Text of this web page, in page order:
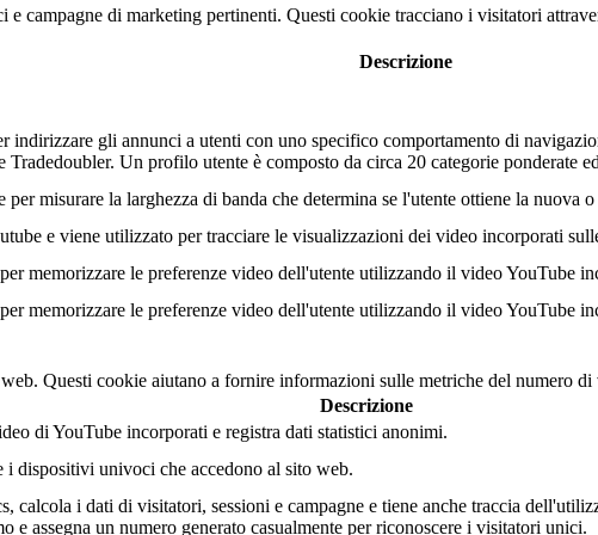
campagne di marketing pertinenti. Questi cookie tracciano i visitatori
Descrizione
indirizzare gli annunci a utenti con uno specifico comportamento di
Un profilo utente è composto da circa 20 categorie ponderate
misurare la larghezza di banda che determina se l'utente ottiene la nuova
e viene utilizzato per tracciare le visualizzazioni dei video incorporati
memorizzare le preferenze video dell'utente utilizzando il video YouTube
memorizzare le preferenze video dell'utente utilizzando il video YouTube
Questi cookie aiutano a fornire informazioni sulle metriche del numero
Descrizione
di YouTube incorporati e registra dati statistici anonimi.
dispositivi univoci che accedono al sito web.
calcola i dati di visitatori, sessioni e campagne e tiene anche traccia
e assegna un numero generato casualmente per riconoscere i visitatori unici.